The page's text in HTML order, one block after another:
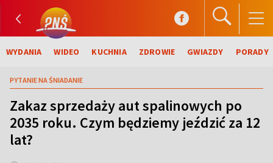
WYDANIA WIDEO KUCHNIA ZDROWIE GWIAZDY PORADY
PYTANIE NA ŚNIADANIE
Zakaz sprzedaży aut spalinowych po
2035 roku. Czym będziemy jeździć za 12
lat?